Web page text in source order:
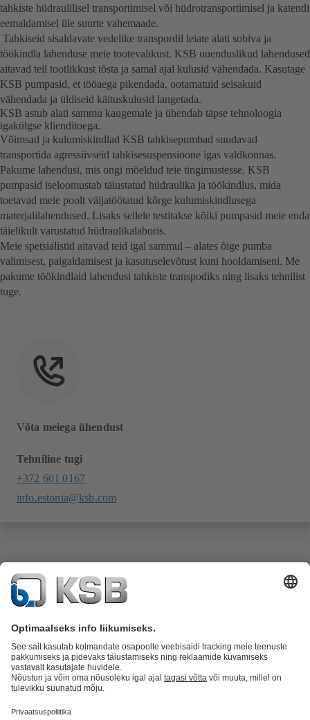
tahkiste hüdraulilisel transportimisel või hüdrotransportimisel ja katendi
eemaldamisel üle suurte vahemaade.
Tahkiseid sisaldavate vedelike transpordil leiate alati sobiva ja
töökindla lahenduse meie tootevalikust. KSB uuenduslikud lahendused
aitavad teil tootlikkust tõsta ja samal ajal kulusid vähendada. Kasutage
KSB pumpasid, et tööaega pikendada, ootamatuid seisakuid
vähendada ja üldiseid käituskulusid langetada.
KSB astub alati sammu kaugemale ja ühendab täpse tehnoloogia
igakülgse klienditoega.
Võimsad ja kulumiskindlad KSB tahkisepumbad suudavad
transportida agressiivseid tahkisesuspensioone igas valdkonnas.
Pakume lahendusi, mis ongi mõeldud teie tingimustesse. KSB
pumpasid iseloomustab täiustatud hüdraulika ja töökindlus, mida
toetavad meie poolt väljatöötatud kõrge kulumiskindlusega
materjalilahendused. Lisaks sellele testitakse kõiki pumpasid meie enda
täielikult varustatud hüdraulikalaboris.
Meie spetsialistid aitavad teid igal sammul – alates õige pumba
valimisest, paigaldamisest ja kasutuselevõtust kuni hooldamiseni. Me
pakume töökindlaid lahendusi tahkiste transpodiks ning lisaks tehnilist
tuge.
Võta meiega ühendust
Tehniline tugi
+372 601 0167
info.estonia@ksb.com